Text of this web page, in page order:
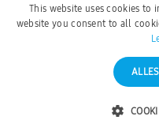
©2026 – Ambrava |
This website uses cookies to
website you consent to all